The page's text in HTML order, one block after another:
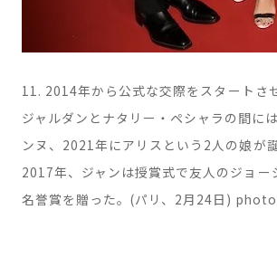
11. 2014年から公式な交際をスタートさ
ジャルダンとナタリー・ペシャラの間に
ンヌ、2021年にアリスという2人の娘が
2017年、ジャンは授賞式で友人のジョー